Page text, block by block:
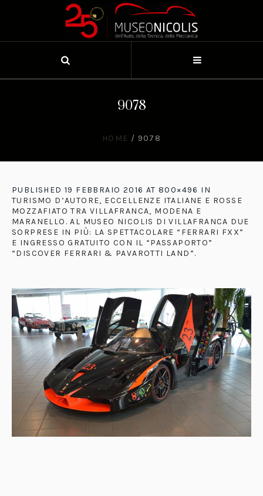
9078
HOME / 9078
PUBLISHED 19 FEBBRAIO 2016 AT 800×496 IN
TURISMO D’AUTORE, ECCELLENZE ITALIANE E ROSSE
MOZZAFIATO TRA VILLAFRANCA, MODENA E
MARANELLO. AL MUSEO NICOLIS DI VILLAFRANCA DUE
SORPRESE IN PIÙ: LA SPETTACOLARE “FERRARI FXX”
E INGRESSO GRATUITO CON IL “PASSAPORTO”
“DISCOVER FERRARI & PAVAROTTI LAND”.